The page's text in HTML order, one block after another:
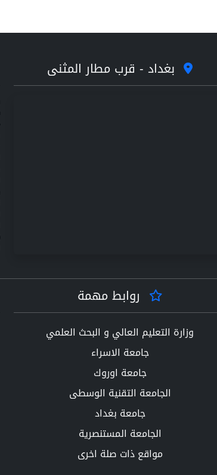
بغداد - قرب مطار المثنى
روابط مهمة
وزارة التعليم العالي و البحث العلمي
جامعة الاسراء
جامعة اوروك
الجامعة التقنية الوسطى
جامعة بغداد
الجامعة المستنصرية
مواقع ذات صلة اخرى